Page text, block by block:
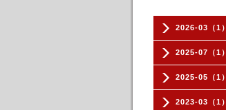
2026-03（1）
2025-07（1）
2025-05（1）
2023-03（1）